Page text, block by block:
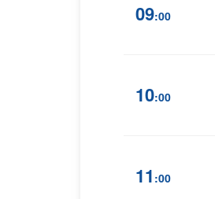
09:00
10:00
11 :00